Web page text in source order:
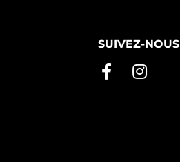
SUIVEZ-NOUS